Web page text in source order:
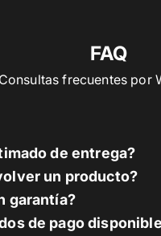
FAQ
Consultas frecuentes por
de entrega?
un producto?
garantía?
de pago